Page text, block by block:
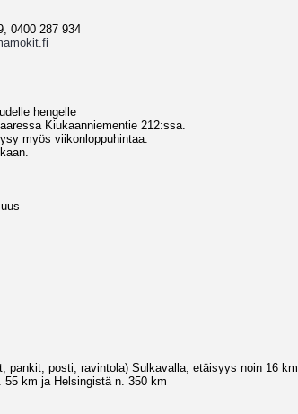
0400 287 934
hengelle
Kiukaanniementie 212:ssa.
myös viikonloppuhintaa.
pankit, posti, ravintola) Sulkavalla, etäisyys noin 16 km
km ja Helsingistä n. 350 km